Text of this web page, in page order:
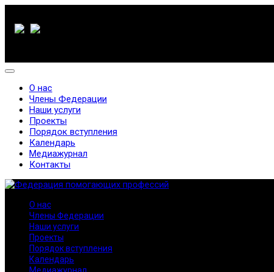
О нас
Члены Федерации
Наши услуги
Проекты
Порядок вступления
Календарь
Медиажурнал
Контакты
О нас
Члены Федерации
Наши услуги
Проекты
Порядок вступления
Календарь